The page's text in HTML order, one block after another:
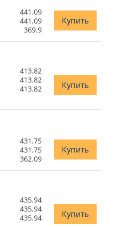
441.09
441.09
369.9
Купить
413.82
413.82
413.82 Купить
431.75
431.75
362.09
Купить
435.94
435.94
435.94 Купить